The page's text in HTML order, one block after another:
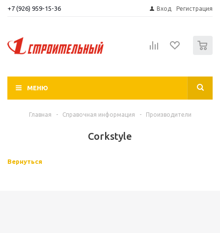
+7 (926) 959-15-36 Вход Регистрация
МЕНЮ
Главная - Справочная информация - Производители
Corkstyle
Вернуться